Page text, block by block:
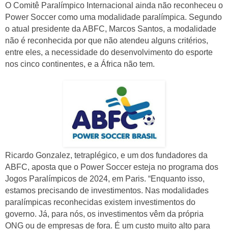
O Comitê Paralímpico Internacional ainda não reconheceu o
Power Soccer como uma modalidade paralímpica. Segundo
o atual presidente da ABFC, Marcos Santos, a modalidade
não é reconhecida por que não atendeu alguns critérios,
entre eles, a necessidade do desenvolvimento do esporte
nos cinco continentes, e a África não tem.
Ricardo Gonzalez, tetraplégico, e um dos fundadores da
ABFC, aposta que o Power Soccer esteja no programa dos
Jogos Paralímpicos de 2024, em Paris. “Enquanto isso,
estamos precisando de investimentos. Nas modalidades
paralímpicas reconhecidas existem investimentos do
governo. Já, para nós, os investimentos vêm da própria
ONG ou de empresas de fora. É um custo muito alto para